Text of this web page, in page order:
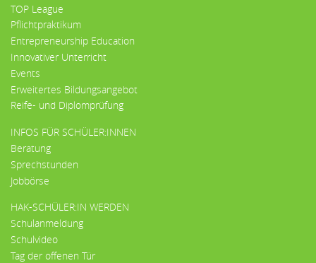
TOP League
Pflichtpraktikum
Entrepreneurship Education
Innovativer Unterricht
Events
Erweitertes Bildungsangebot
Reife- und Diplomprüfung
INFOS FÜR SCHÜLER:INNEN
Beratung
Sprechstunden
Jobbörse
HAK-SCHÜLER:IN WERDEN
Schulanmeldung
Schulvideo
Tag der offenen Tür